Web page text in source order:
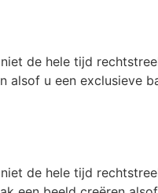
de hele tijd
u een exclusieve
de hele tijd